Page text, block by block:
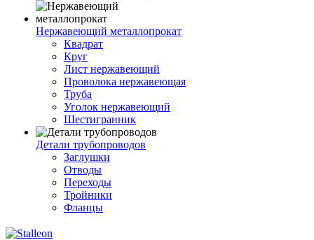
Нержавеющий металлопрокат
Квадрат
Круг
Лист нержавеющий
Проволока нержавеющая
Труба
Уголок нержавеющий
Шестигранник
Детали трубопроводов
Заглушки
Отводы
Переходы
Тройники
Фланцы